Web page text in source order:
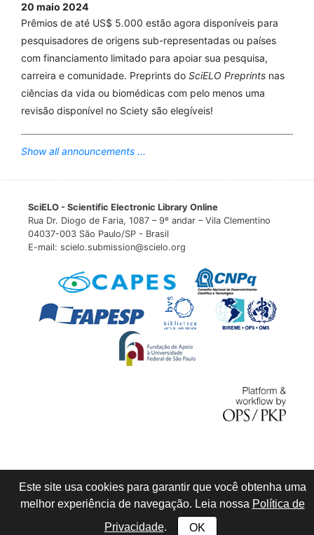
20 maio 2024
Prêmios de até US$ 5.000 estão agora disponíveis para
pesquisadores de origens sub-representadas ou países
com financiamento limitado para apoiar sua pesquisa,
carreira e comunidade. Preprints do SciELO Preprints nas
ciências da vida ou biomédicas com pelo menos uma
revisão disponível no Sciety são elegíveis!
Show all announcements ...
SciELO - Scientific Electronic Library Online
Rua Dr. Diogo de Faria, 1087 – 9º andar – Vila Clementino
04037-003 São Paulo/SP - Brasil
E-mail: scielo.submission@scielo.org
Este site usa cookies para garantir que você obtenha uma
melhor experiência de navegação. Leia nossa Política de
Privacidade. OK